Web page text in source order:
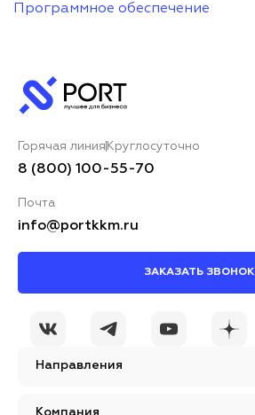
Программное обеспечение
Направления
Компания
Горячая линия Круглосуточно
8 (800) 100-55-70
Почта
info@portkkm.ru
ЗАКАЗАТЬ ЗВОНОК